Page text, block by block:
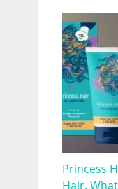
Princess
Hair.